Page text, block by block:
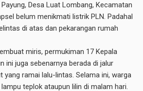
Desa Luat Lombang, Kecamatan
belum menikmati listrik PLN. Padahal
di atas dan pekarangan rumah
miris, permukiman 17 Kepala
ini juga sebenarnya berada di jalur
yang ramai lalu-lintas. Selama ini, warga
teplok ataupun lilin di malam hari.